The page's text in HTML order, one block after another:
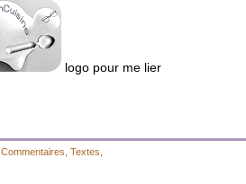
logo pour me lier
Commentaires Textes